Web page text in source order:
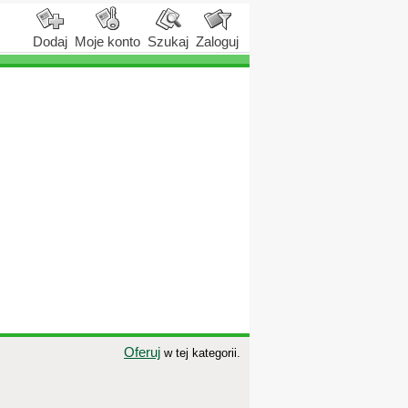
Dodaj Moje konto Szukaj Zaloguj
Oferuj w tej kategorii.